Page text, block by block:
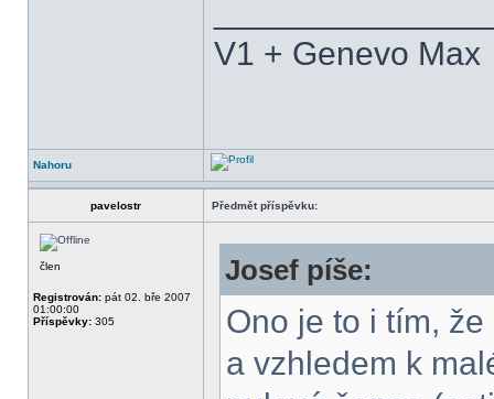
V1 + Genevo Max
Nahoru
pavelostr Předmět příspěvku:
člen
Registrován: pát 02. bře 2007
01:00:00
Příspěvky: 305
Josef píše:
Ono je to i tím,
a vzhledem k